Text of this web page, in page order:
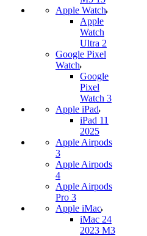
Apple Watch
Apple
Watch
Ultra 2
Google Pixel
Watch
Google
Pixel
Watch 3
Apple iPad
iPad 11
2025
Apple Airpods
3
Apple Airpods
4
Apple Airpods
Pro 3
Apple iMac
iMac 24
2023 M3